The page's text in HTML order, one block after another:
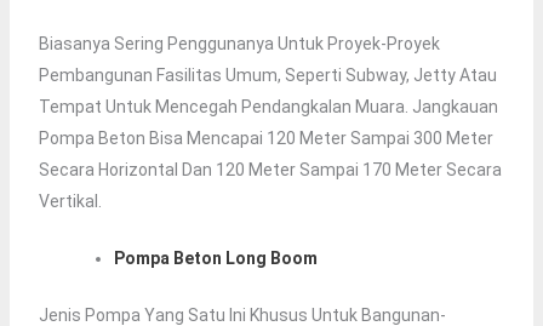
Biasanya Sering Penggunanya Untuk Proyek-Proyek
Pembangunan Fasilitas Umum, Seperti Subway, Jetty Atau
Tempat Untuk Mencegah Pendangkalan Muara. Jangkauan
Pompa Beton Bisa Mencapai 120 Meter Sampai 300 Meter
Secara Horizontal Dan 120 Meter Sampai 170 Meter Secara
Vertikal.
Pompa Beton Long Boom
Jenis Pompa Yang Satu Ini Khusus Untuk Bangunan-